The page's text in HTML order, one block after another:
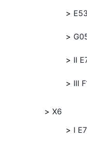
E53
II
III
X6
I